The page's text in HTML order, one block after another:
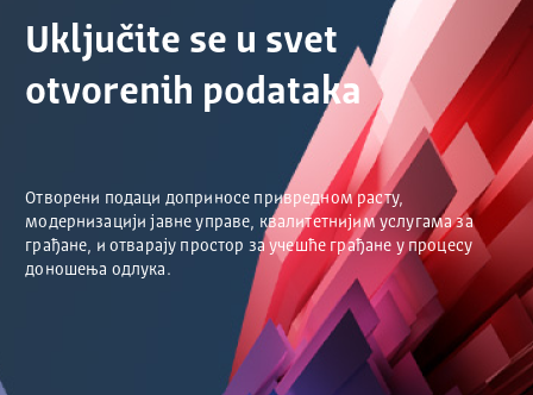
Uključite se u svet
otvorenih podataka
Отворени подаци доприносе привредном расту,
модернизацији јавне управе, квалитетнијим услугама за
грађане, и отварају простор за учешће грађане у процесу
доношења одлука.